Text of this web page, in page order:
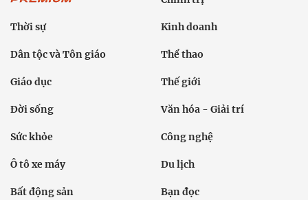
Thời sự Kinh doanh
Dân tộc và Tôn giáo Thể thao
Giáo dục Thế giới
Đời sống Văn hóa - Giải trí
Sức khỏe Công nghệ
Ô tô xe máy Du lịch
Bất động sản Bạn đọc